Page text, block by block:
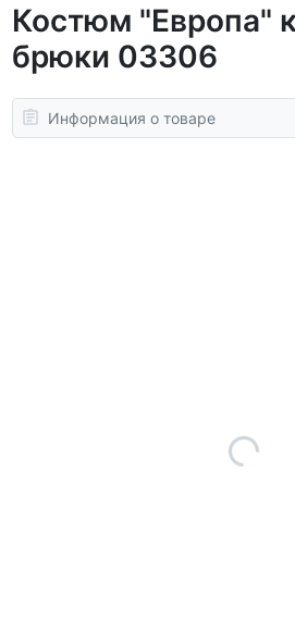
Костюм "Европа"
брюки 03306
Информация о товаре